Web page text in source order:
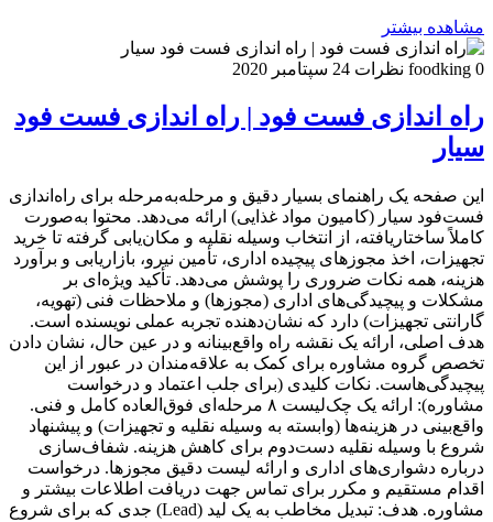
مشاهده بیشتر
foodking 0 نظرات 24 سپتامبر 2020
راه اندازی فست فود | راه اندازی فست فود
سیار
این صفحه یک راهنمای بسیار دقیق و مرحله‌به‌مرحله برای راه‌اندازی
فست‌فود سیار (کامیون مواد غذایی) ارائه می‌دهد. محتوا به‌صورت
کاملاً ساختاریافته، از انتخاب وسیله نقلیه و مکان‌یابی گرفته تا خرید
تجهیزات، اخذ مجوزهای پیچیده اداری، تأمین نیرو، بازاریابی و برآورد
هزینه، همه نکات ضروری را پوشش می‌دهد. تأکید ویژه‌ای بر
مشکلات و پیچیدگی‌های اداری (مجوزها) و ملاحظات فنی (تهویه،
گارانتی تجهیزات) دارد که نشان‌دهنده تجربه عملی نویسنده است.
هدف اصلی، ارائه یک نقشه راه واقع‌بینانه و در عین حال، نشان دادن
تخصص گروه مشاوره برای کمک به علاقه‌مندان در عبور از این
پیچیدگی‌هاست. نکات کلیدی (برای جلب اعتماد و درخواست
مشاوره): ارائه یک چک‌لیست ۸ مرحله‌ای فوق‌العاده کامل و فنی.
واقع‌بینی در هزینه‌ها (وابسته به وسیله نقلیه و تجهیزات) و پیشنهاد
شروع با وسیله نقلیه دست‌دوم برای کاهش هزینه. شفاف‌سازی
درباره دشواری‌های اداری و ارائه لیست دقیق مجوزها. درخواست
اقدام مستقیم و مکرر برای تماس جهت دریافت اطلاعات بیشتر و
مشاوره. هدف: تبدیل مخاطب به یک لید (Lead) جدی که برای شروع